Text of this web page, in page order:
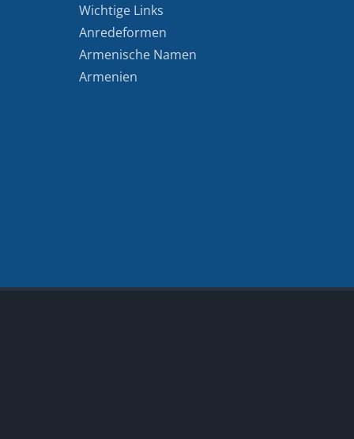
Wichtige Links
Anredeformen
Armenische Namen
Armenien